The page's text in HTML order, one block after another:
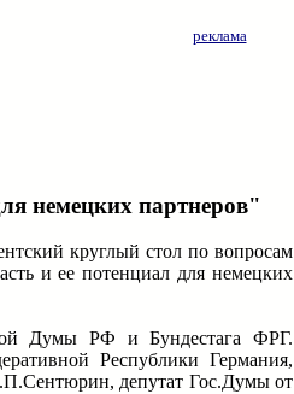
реклама
немецких партнеров"
круглый стол по вопросам
и ее потенциал для немецких
Думы РФ и Бундестага ФРГ.
Республики Германия,
депутат Гос.Думы от